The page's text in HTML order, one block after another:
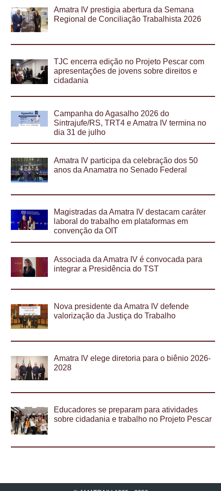
Amatra IV prestigia abertura da Semana
Regional de Conciliação Trabalhista 2026
TJC encerra edição no Projeto Pescar com
apresentações de jovens sobre direitos e
cidadania
Campanha do Agasalho 2026 do
Sintrajufe/RS, TRT4 e Amatra IV termina no
dia 31 de julho
Amatra IV participa da celebração dos 50
anos da Anamatra no Senado Federal
Magistradas da Amatra IV destacam caráter
laboral do trabalho em plataformas em
convenção da OIT
Associada da Amatra IV é convocada para
integrar a Presidência do TST
Nova presidente da Amatra IV defende
valorização da Justiça do Trabalho
Amatra IV elege diretoria para o biênio 2026-
2028
Educadores se preparam para atividades
sobre cidadania e trabalho no Projeto Pescar